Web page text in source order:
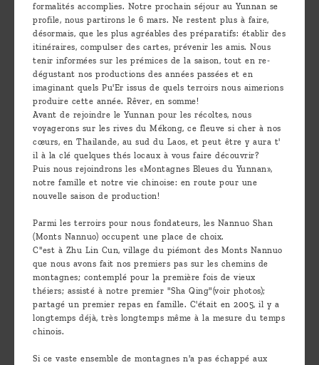
le thé
Pu'Erh
Comment
infuser
votre thé
Contactez-
nous !
formalités accomplies. Notre prochain séjour au Yunnan se
profile, nous partirons le 6 mars. Ne restent plus à faire,
désormais, que les plus agréables des préparatifs: établir des
itinéraires, compulser des cartes, prévenir les amis. Nous
tenir informées sur les prémices de la saison, tout en re-
dégustant nos productions des années passées et en
imaginant quels Pu'Er issus de quels terroirs nous aimerions
produire cette année. Rêver, en somme!
Avant de rejoindre le Yunnan pour les récoltes, nous
voyagerons sur les rives du Mékong, ce fleuve si cher à nos
cœurs, en Thailande, au sud du Laos, et peut être y aura t'
il à la clé quelques thés locaux à vous faire découvrir?
Puis nous rejoindrons les «Montagnes Bleues du Yunnan»,
notre famille et notre vie chinoise: en route pour une
nouvelle saison de production!
Parmi les terroirs pour nous fondateurs, les Nannuo Shan
(Monts Nannuo) occupent une place de choix.
C''est à Zhu Lin Cun, village du piémont des Monts Nannuo
que nous avons fait nos premiers pas sur les chemins de
montagnes; contemplé pour la première fois de vieux
théiers; assisté à notre premier "Sha Qing"(voir photos);
partagé un premier repas en famille. C'était en 2005, il y a
longtemps déjà, très longtemps même à la mesure du temps
chinois.
Si ce vaste ensemble de montagnes n'a pas échappé aux